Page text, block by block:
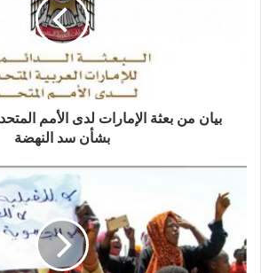
بيان من بعثة الإمارات لدى الأمم
بشأن سد النهضة